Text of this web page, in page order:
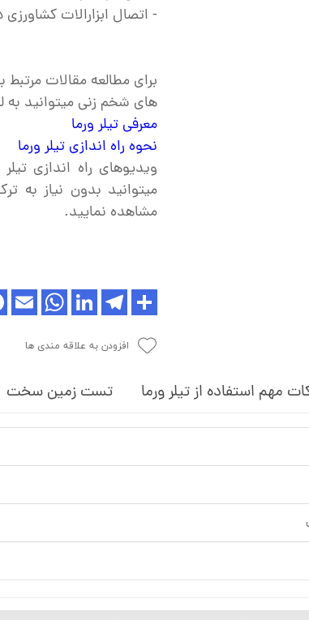
- اتصال ابزارالات کشاورزی
برای مطالعه مقالات مرتبط
های شخم زنی میتوانید به
معرفی تیلر ورما
نحوه راه اندازی تیلر ورما
ویدیوهای راه اندازی
میتوانید بدون نیاز به
مشاهده نمایید.
افزودن به علاقه مندی ها
مهم استفاده از تیلر ورما تست زمین سخت